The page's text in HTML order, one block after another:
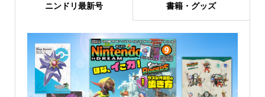
ニンドリ最新号 書籍・グッズ